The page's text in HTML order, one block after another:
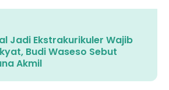
Jadi Ekstrakurikuler Wajib
Budi Waseso Sebut
Akmil